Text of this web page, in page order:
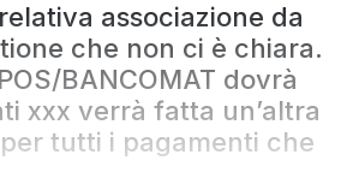
associazione da
che non ci è chiara.
BANCOMAT dovrà
xxx verrà fatta un’altra
tutti i pagamenti che